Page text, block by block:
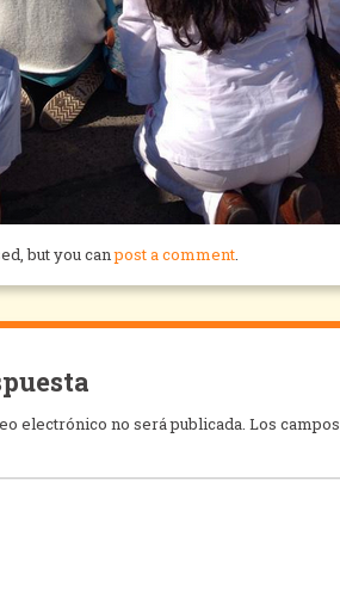
but you canpost a comment.
electrónico no será publicada. Los